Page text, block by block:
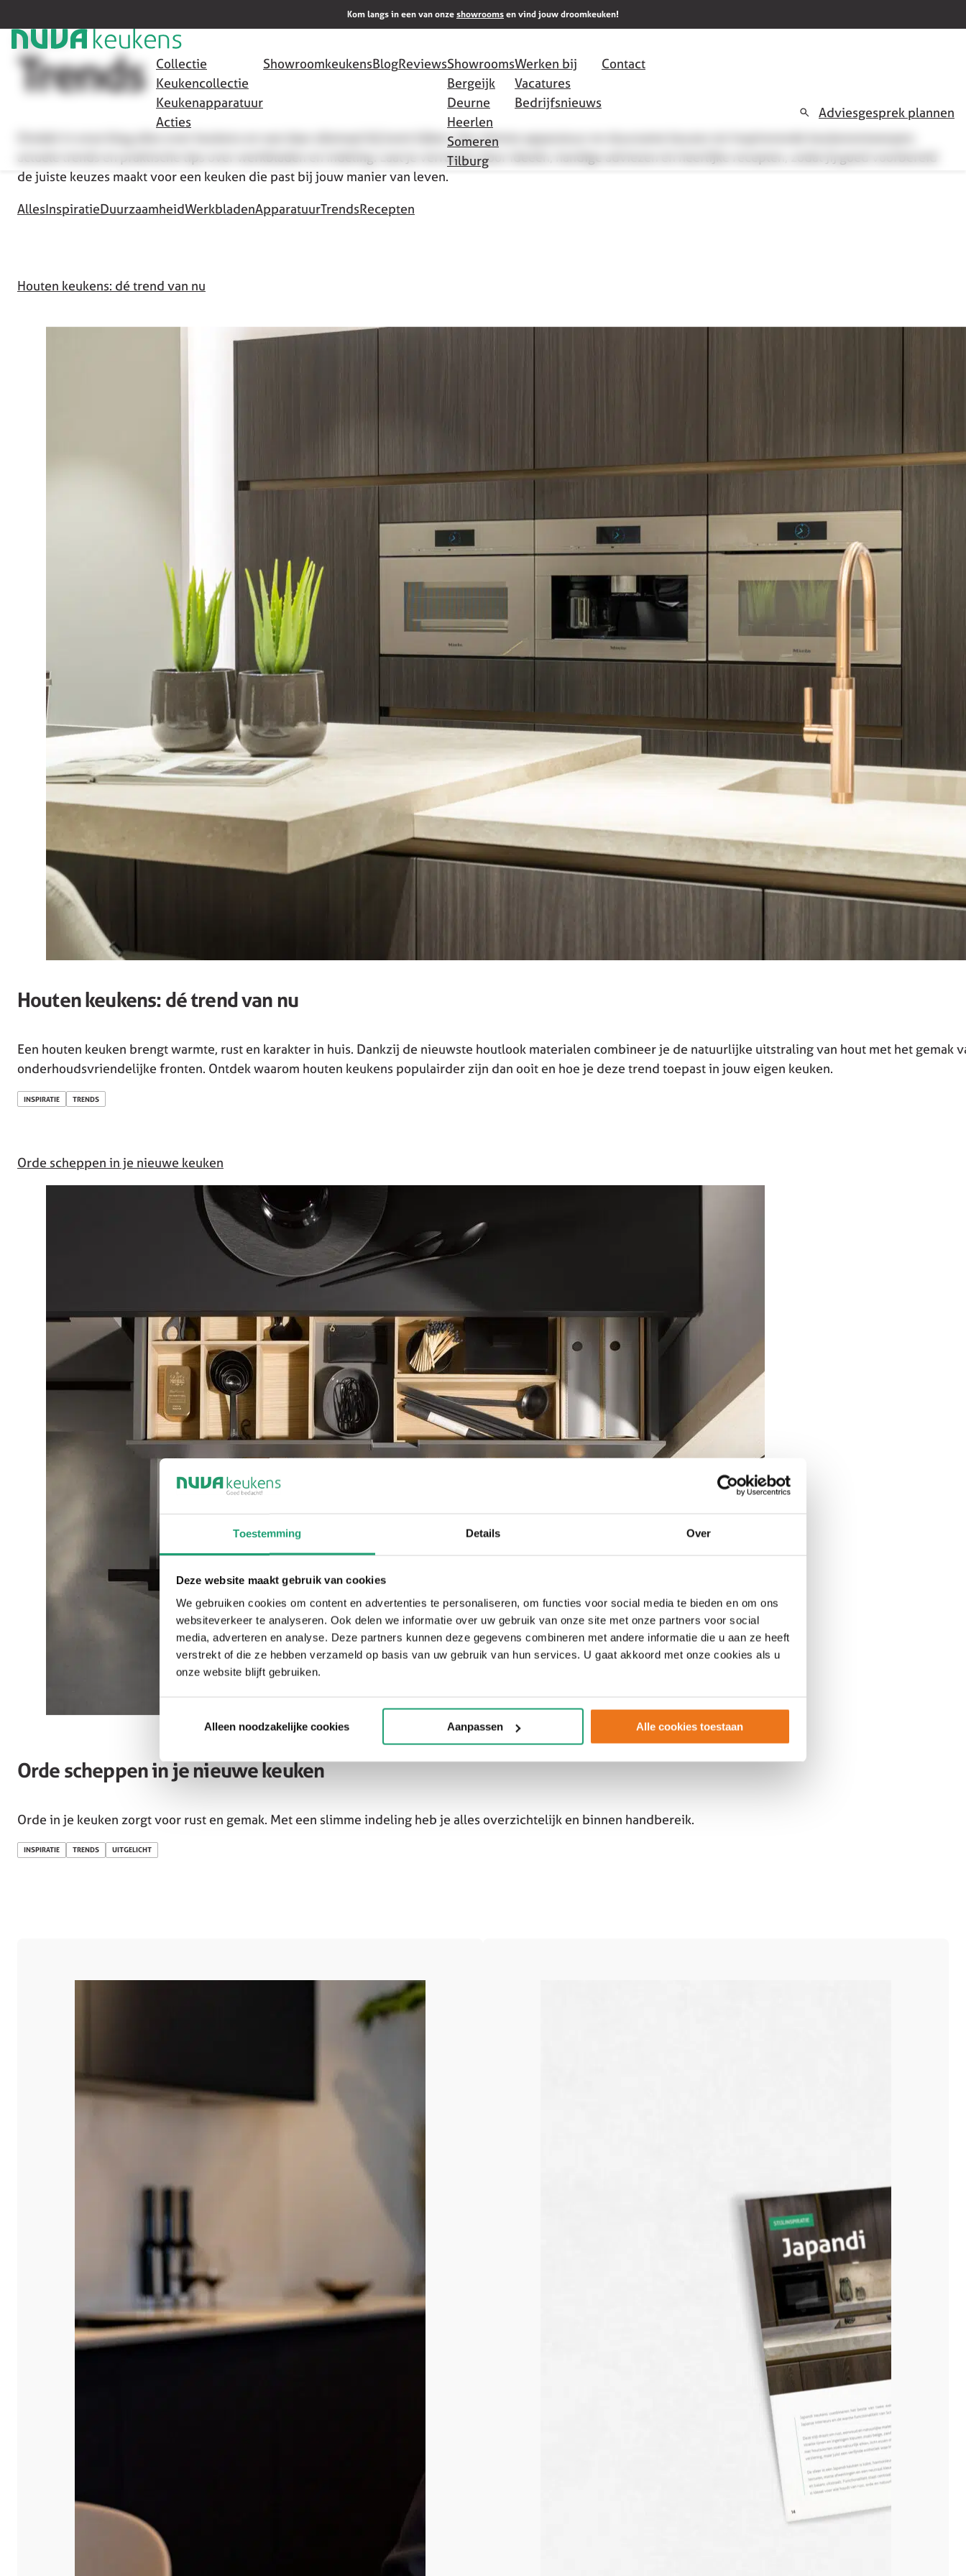
Toestemming Details Over
Deze website maakt gebruik van cookies
We gebruiken cookies om content en advertenties te personaliseren, om functies voor social media te bieden en om ons
websiteverkeer te analyseren. Ook delen we informatie over uw gebruik van onze site met onze partners voor social
media, adverteren en analyse. Deze partners kunnen deze gegevens combineren met andere informatie die u aan ze heeft
verstrekt of die ze hebben verzameld op basis van uw gebruik van hun services. U gaat akkoord met onze cookies als u
onze website blijft gebruiken.
Alleen noodzakelijke cookies Aanpassen Alle cookies toestaan
Kom langs in een van onze showrooms en vind jouw droomkeuken!
Collectie
Keukencollectie
Keukenapparatuur
Acties
ShowroomkeukensBlogReviewsShowrooms
Bergeijk
Deurne
Heerlen
Someren
Tilburg
Werken bij
Vacatures
Bedrijfsnieuws
Contact
Adviesgesprek plannen
HOME/ TRENDS
Trends
Ontdek in onze blog alles over keukens en wat daar allemaal bij komt kijken. Van slimme apparatuur en duurzame keuzes tot inspirerende keukenontwerpen,
actuele trends en praktische tips over werkbladen en indeling. Laat je verrassen door ideeën, handige adviezen én heerlijke recepten, zodat jij goed voorbereid
de juiste keuzes maakt voor een keuken die past bij jouw manier van leven.
AllesInspiratieDuurzaamheidWerkbladenApparatuurTrendsRecepten
Houten keukens: dé trend van nu
Houten keukens: dé trend van nu
Een houten keuken brengt warmte, rust en karakter in huis. Dankzij de nieuwste houtlook materialen combineer je de natuurlijke uitstraling van hout met het gemak
onderhoudsvriendelijke fronten. Ontdek waarom houten keukens populairder zijn dan ooit en hoe je deze trend toepast in jouw eigen keuken.
INSPIRATIE TRENDS
Orde scheppen in je nieuwe keuken
Orde scheppen in je nieuwe keuken
Orde in je keuken zorgt voor rust en gemak. Met een slimme indeling heb je alles overzichtelijk en binnen handbereik.
INSPIRATIE TRENDS UITGELICHT